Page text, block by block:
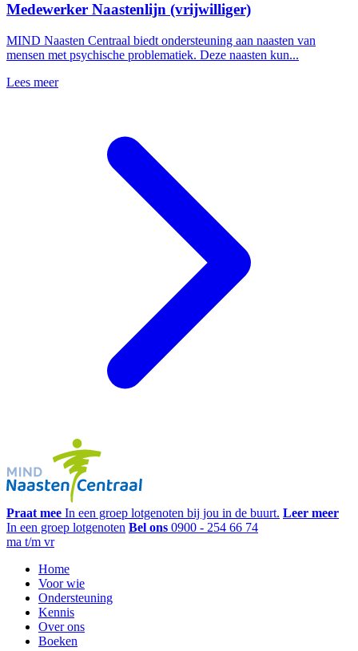
Medewerker Naastenlijn (vrijwilliger)
MIND Naasten Centraal biedt ondersteuning aan naasten van
mensen met psychische problematiek. Deze naasten kun...
Lees meer
Praat mee In een groep lotgenoten bij jou in de buurt. Leer meer
In een groep lotgenoten Bel ons 0900 - 254 66 74
ma t/m vr
Home
Voor wie
Ondersteuning
Kennis
Over ons
Boeken